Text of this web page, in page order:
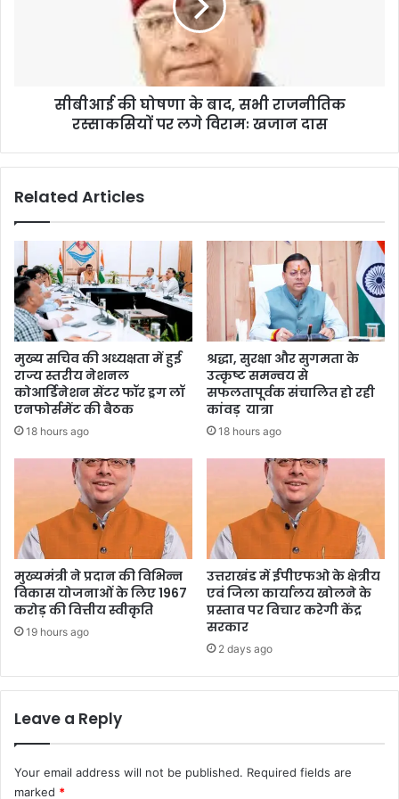
सीबीआई की घोषणा के बाद, सभी राजनीतिक
रस्साकसियों पर लगे विरामः खजान दास
Related Articles
मुख्य सचिव की अध्यक्षता में हुई
राज्य स्तरीय नेशनल
कोआर्डिनेशन सेंटर फॉर ड्रग लॉ
एनफोर्समेंट की बैठक
18 hours ago
श्रद्धा, सुरक्षा और सुगमता के
उत्कृष्ट समन्वय से
सफलतापूर्वक संचालित हो रही
कांवड़ यात्रा
18 hours ago
मुख्यमंत्री ने प्रदान की विभिन्न
विकास योजनाओं के लिए 1967
करोड़ की वित्तीय स्वीकृति
19 hours ago
उत्तराखंड में ईपीएफओ के क्षेत्रीय
एवं जिला कार्यालय खोलने के
प्रस्ताव पर विचार करेगी केंद्र
सरकार
2 days ago
Leave a Reply
Your email address will not be published. Required fields are
marked *